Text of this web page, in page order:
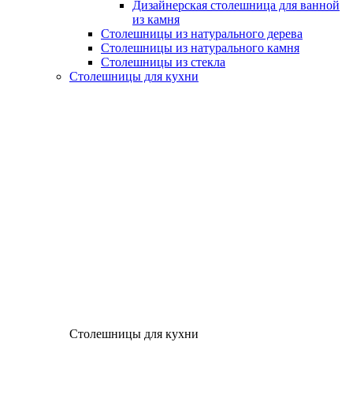
Дизайнерская столешница для ванной
из камня
Столешницы из натурального дерева
Столешницы из натурального камня
Столешницы из стекла
Столешницы для кухни
Столешницы для кухни